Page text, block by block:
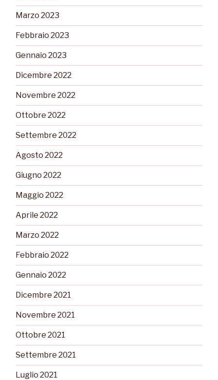
Marzo 2023
Febbraio 2023
Gennaio 2023
Dicembre 2022
Novembre 2022
Ottobre 2022
Settembre 2022
Agosto 2022
Giugno 2022
Maggio 2022
Aprile 2022
Marzo 2022
Febbraio 2022
Gennaio 2022
Dicembre 2021
Novembre 2021
Ottobre 2021
Settembre 2021
Luglio 2021